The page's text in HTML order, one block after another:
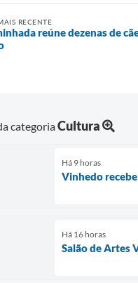
RECENTE
reúne dezenas de
categoriaCultura
Há 9 horas
Vinhedo
Há 16 horas
Salão de Artes